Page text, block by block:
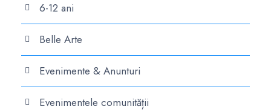
6-12 ani
Belle Arte
Evenimente & Anunturi
Evenimentele comunității